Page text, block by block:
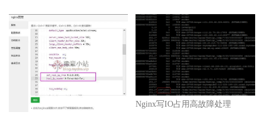
Nginx写IO占用高故障处理